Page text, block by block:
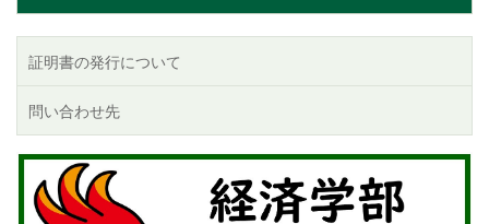
証明書の発行について
問い合わせ先